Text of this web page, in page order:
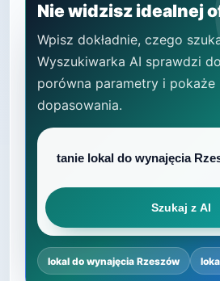
Nie widzisz idealnej
Wpisz dokładnie, czego
Wyszukiwarka AI sprawdzi
porówna parametry i pokaże
dopasowania.
Szukaj z AI
lokal do wynajęcia Rzeszów